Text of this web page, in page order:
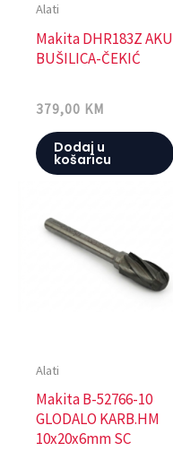
Alati
Makita DHR183Z AKU
BUŠILICA-ČEKIĆ
379,00 KM
Dodaj u
košaricu
Alati
Makita B-52766-10
GLODALO KARB.HM
10x20x6mm SC